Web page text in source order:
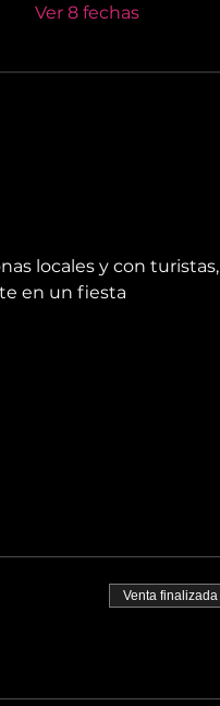
Ver 8 fechas
locales y con turistas,
en un fiesta
Venta finalizada